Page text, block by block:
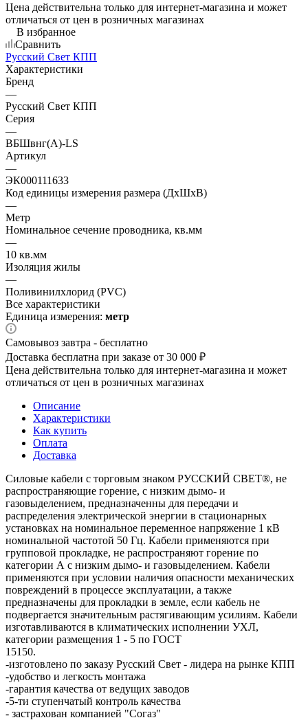
Цена действительна только для интернет-магазина и может
отличаться от цен в розничных магазинах
В избранное
Сравнить
Русский Свет КПП
Характеристики
Бренд
—
Русский Свет КПП
Серия
—
ВБШвнг(А)-LS
Артикул
—
ЭК000111633
Код единицы измерения размера (ДхШхВ)
—
Метр
Номинальное сечение проводника, кв.мм
—
10 кв.мм
Изоляция жилы
—
Поливинилхлорид (PVC)
Все характеристики
Единица измерения: метр
Самовывоз завтра - бесплатно
Доставка бесплатна при заказе от 30 000 ₽
Цена действительна только для интернет-магазина и может
отличаться от цен в розничных магазинах
Описание
Характеристики
Как купить
Оплата
Доставка
Силовые кабели с торговым знаком РУССКИЙ СВЕТ®, не
распространяющие горение, с низким дымо- и
газовыделением, предназначенны для передачи и
распределения электрической энергии в стационарных
установках на номинальное переменное напряжение 1 кВ
номинальной частотой 50 Гц. Кабели применяются при
групповой прокладке, не распространяют горение по
категории А с низким дымо- и газовыделением. Кабели
применяются при условии наличия опасности механических
повреждений в процессе эксплуатации, а также
предназначены для прокладки в земле, если кабель не
подвергается значительным растягивающим усилиям. Кабели
изготавливаются в климатических исполнении УХЛ,
категории размещения 1 - 5 по ГОСТ
-изготовлено по заказу Русский Свет - лидера на рынке КПП
-удобство и легкость монтажа
-гарантия качества от ведущих заводов
-5-ти ступенчатый контроль качества
- застрахован компанией "Согаз"